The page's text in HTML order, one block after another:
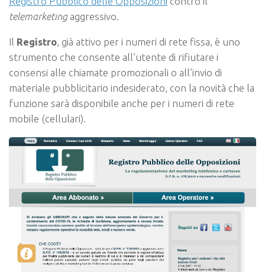
telemarketingaggressivo.
Il Registro , già attivo per i numeri di rete fissa, è uno
strumento che consente all’utente di rifiutare i
consensi alle chiamate promozionali o all’invio di
materiale pubblicitario indesiderato, con la novità che la
funzione sarà disponibile anche per i numeri di rete
mobile (cellulari).